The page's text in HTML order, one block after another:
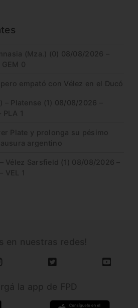
(Mza.) (0) 08/08/2026 –
0
empató con Vélez en el Ducó
– Platense (1) 08/08/2026 –
PLA 1
Plate y prolonga su pésimo
argentino
Vélez Sarsfield (1) 08/08/2026 –
VEL 1